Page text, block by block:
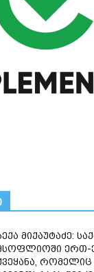
მიქაუტაძე:
ერთ-
რომელიც